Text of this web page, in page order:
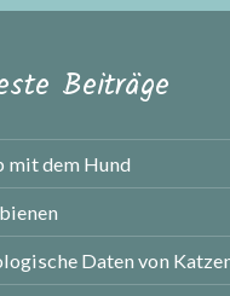
Beiträge
mit dem Hund
Daten von